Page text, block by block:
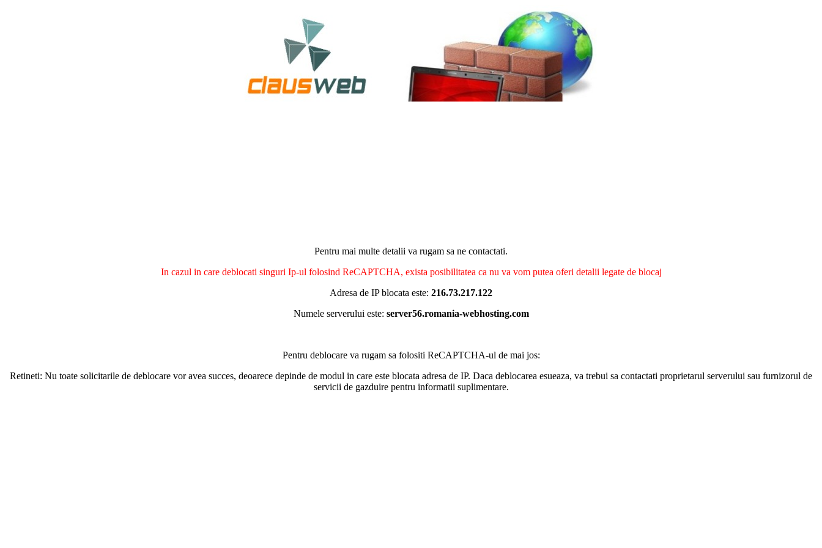
Pentru mai multe detalii va rugam sa ne contactati.
In cazul in care deblocati singuri Ip-ul folosind ReCAPTCHA, exista posibilitatea ca nu va vom putea oferi detalii legate de blocaj
Adresa de IP blocata este: 216.73.217.122
Numele serverului este: server56.romania-webhosting.com
Pentru deblocare va rugam sa folositi ReCAPTCHA-ul de mai jos:
Retineti: Nu toate solicitarile de deblocare vor avea succes, deoarece depinde de modul in care este blocata adresa de IP. Daca deblocarea esueaza, va trebui sa contactati proprietarul serverului sau furnizorul de
servicii de gazduire pentru informatii suplimentare.